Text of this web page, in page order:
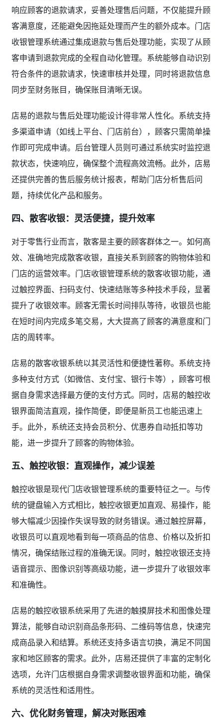
响应顾客的退款请求，妥善处理售后问题，不仅能提升顾
客满意度，还能避免因拖延处理而产生的额外成本。门店
收银管理系统通过集成退款与售后处理功能，实现了从顾
客申请到退款完成的全程自动化管理。系统能够自动识别
符合条件的退款请求，快速审核并处理，同时将退款信息
同步至财务账目，确保账目清晰无误。
店易的退款与售后处理功能设计得非常人性化。系统支持
多渠道申请（如线上平台、门店前台），顾客只需简单操
作即可完成申请。后台管理人员则可通过系统实时监控退
款状态，快速响应，确保整个流程高效流畅。此外，店易
还提供完善的售后服务统计报表，帮助门店分析售后问
题，持续优化产品和服务。
四、散客收银：灵活便捷，提升效率
对于零售行业而言，散客是主要的顾客群体之一。如何高
效、准确地完成散客收银，直接关系到顾客的购物体验和
门店的运营效率。门店收银管理系统的散客收银功能，通
过触控界面、扫码支付、快速结账等多种技术手段，显著
提升了收银效率。顾客无需长时间排队等待，收银员也能
在短时间内完成多笔交易，大大提高了顾客的满意度和门
店的周转率。
店易的散客收银系统以其灵活性和便捷性著称。系统支持
多种支付方式（如微信、支付宝、银行卡等），顾客可根
据自身需求选择最方便的支付方式。同时，店易的触控收
银界面简洁直观，操作简便，即便是新员工也能迅速上
手。此外，系统还支持会员积分、优惠券自动抵扣等功
能，进一步提升了顾客的购物体验。
五、触控收银：直观操作，减少误差
触控收银是现代门店收银管理系统的重要特征之一。与传
统的键盘输入方式相比，触控收银更加直观、易操作，能
够大幅减少因操作失误导致的财务错误。通过触控屏幕，
收银员可以直观地看到每一项商品的信息、价格以及折扣
情况，确保结账过程的准确无误。同时，触控收银还支持
语音提示、图像识别等高级功能，进一步提升了收银效率
和准确性。
店易的触控收银系统采用了先进的触摸屏技术和图像处理
算法，能够自动识别商品条形码、二维码等信息，快速完
成商品录入和结算。系统还支持多语言切换，满足不同国
家和地区顾客的需求。此外，店易还提供了丰富的定制化
选项，允许门店根据自身需求调整收银界面和功能，确保
系统的灵活性和适用性。
六、优化财务管理，解决对账困难